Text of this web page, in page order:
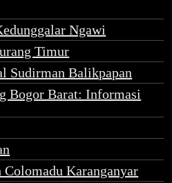
Ngawi
Timur
Sudirman Balikpapan
Bogor Barat: Informasi
Karanganyar